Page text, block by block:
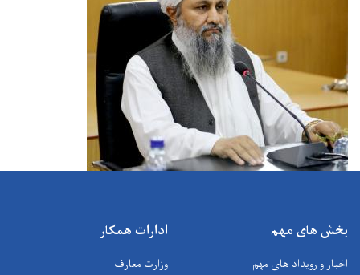
بخش های مهم
اخبار و رویداد های مهم
ادارات همکار
وزارت معارف